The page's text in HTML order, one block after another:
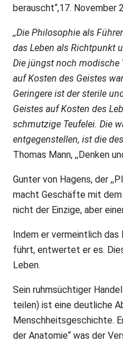
berauscht“,17. November
,,Die Philosophie als
das Leben als Richtpunkt
Die jüngst noch modische
auf Kosten des Geistes
Geringere ist der sterile
Geistes auf Kosten des
schmutzige Teufelei. Die
entgegenstellen, ist die
Thomas Mann, ,,Denken
Gunter von Hagens, der
macht Geschäfte mit
nicht der Einzige, aber
Indem er vermeintlich das
führt, entwertet er es.
Leben.
Sein ruhmsüchtiger
teilen) ist eine deutliche
Menschheitsgeschichte.
der Anatomie“ was der